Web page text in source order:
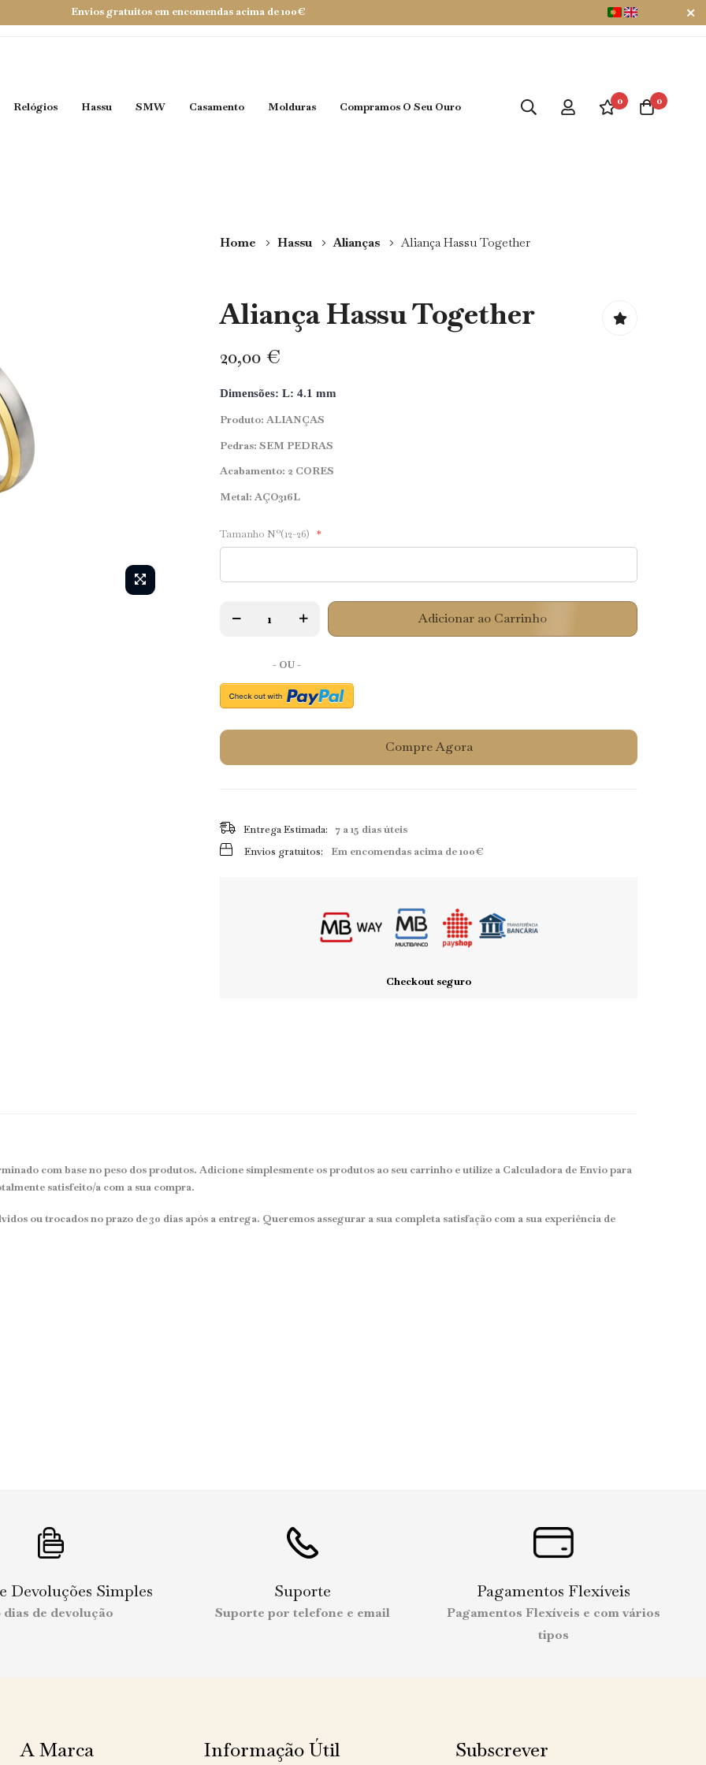
Envios gratuitos em encomendas acima de 100€
Relógios Hassu SMW Casamento Molduras Compramos O Seu Ouro 0 0
Home Hassu Alianças Aliança Hassu Together
Aliança Hassu Together
20,00 €
Dimensões: L: 4.1 mm
Produto: ALIANÇAS
Pedras: SEM PEDRAS
Acabamento: 2 CORES
Metal: AÇO316L
Tamanho Nº(12-26)
Adicionar ao Carrinho
Compre Agora
Entrega Estimada:
7 a 15 dias úteis
Envios gratuitos:
Em encomendas acima de100€
Checkout seguro
com base no peso dos produtos. Adicione simplesmente os produtos ao seu carrinho e utilize a Calculadora de Envio para
satisfeito/a com a sua compra.
ou trocados no prazo de 30 dias após a entrega. Queremos assegurar a sua completa satisfação com a sua experiência de
Devoluções Simples
dias de devolução
Suporte
Suporte por telefone e email
Pagamentos Flexíveis
Pagamentos Flexíveis e com vários
tipos
A Marca Informação Útil Subscrever